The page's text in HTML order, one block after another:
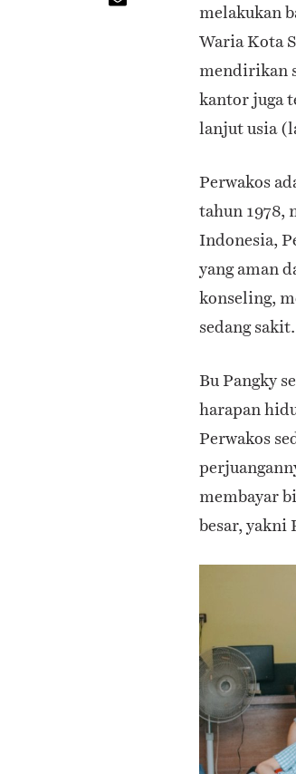
melakukan
Waria Kota
mendirikan
kantor juga
lanjut usia
Perwakos
tahun 1978,
Indonesia,
yang aman
konseling,
sedang sakit.
Bu Pangky
harapan
Perwakos
membayar
besar, yakni